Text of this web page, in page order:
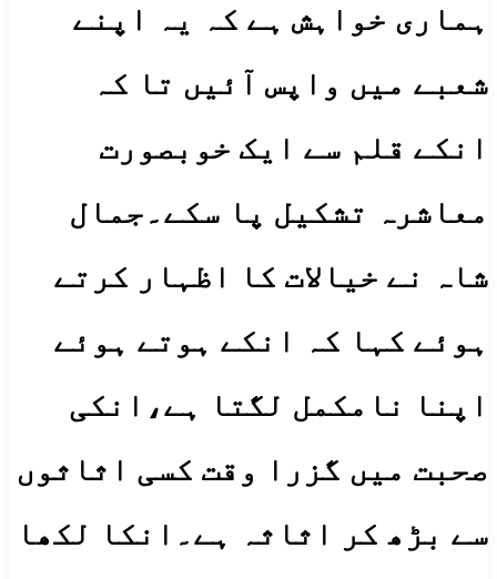
ہماری خواہش ہے کہ یہ اپنے
شعبے میں واپس آئیں تا کہ
انکے قلم سے ایک خوبصورت
معاشرہ تشکیل پا سکے۔جمال
شاہ نے خیالات کا اظہار کرتے
ہوئے کہا کہ انکے ہوتے ہوئے
اپنا نامکمل لگتا ہے،انکی
صحبت میں گزرا وقت کسی اثاثوں
سے بڑھ کر اثاثہ ہے۔انکا لکھا